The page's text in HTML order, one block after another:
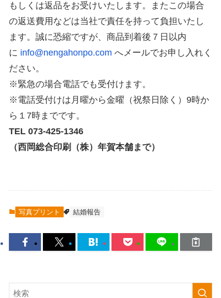
もしくは返品をお受けいたします。またこの場合
の返送費用などは当社で責任を持って負担いたし
ます。誠に恐縮ですが、商品到着後７日以内
に info@nengahonpo.com へメールでお申し入れく
ださい。
※緊急の場合電話でも受付けます。
※電話受付けは月曜から金曜（祝祭日除く）9時か
ら１7時までです。
TEL 073-425-1346
（西岡総合印刷（株）年賀本舗まで）
写真プリント 結婚報告